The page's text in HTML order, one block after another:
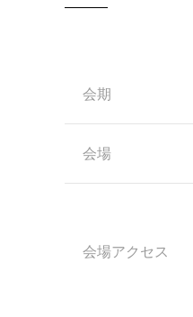
会期
会場
会場アクセス